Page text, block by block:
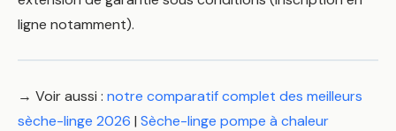
ligne notamment).
→ Voir aussi : notre comparatif complet des meilleurs
sèche-linge 2026 | Sèche-linge pompe à chaleur